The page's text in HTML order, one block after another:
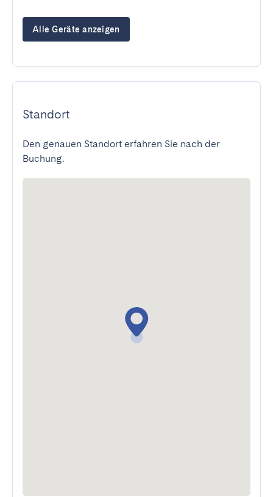
Alle Geräte anzeigen
Standort
Den genauen Standort erfahren Sie nach der
Buchung.